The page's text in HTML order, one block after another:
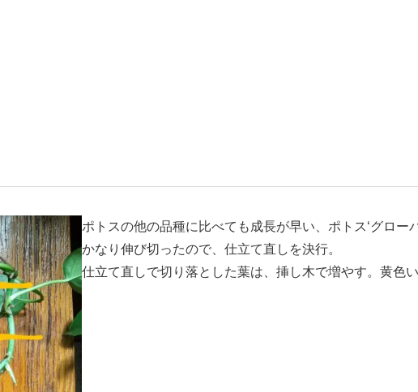
ポトスの他の品種に比べても成長が早い、ポトス‘グロー
かなり伸び切ったので、仕立て直しを決行。
仕立て直しで切り落とした葉は、挿し木で増やす。黄色